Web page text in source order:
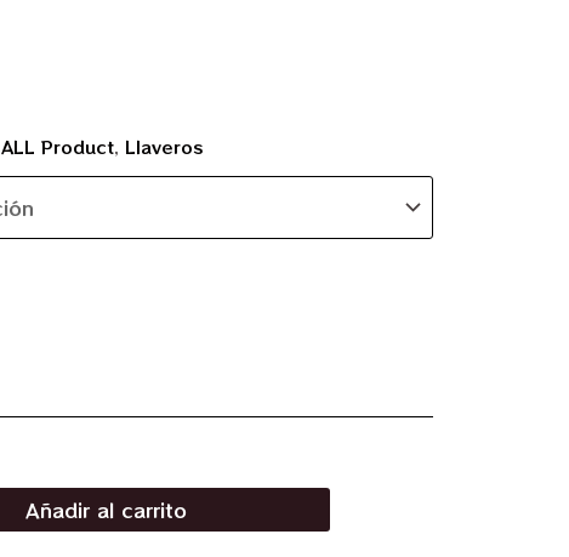
ALL Product, Llaveros
Añadir al carrito